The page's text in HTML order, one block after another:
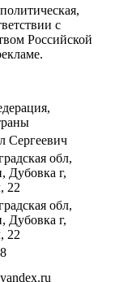
с
Российской
Сергеевич
обл,
Дубовка г,
22
обл,
Дубовка г,
22